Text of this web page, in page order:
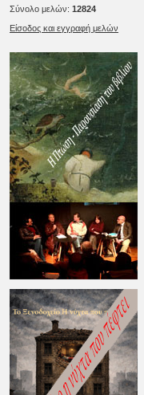
Σύνολο μελών: 12824
Είσοδος και εγγραφή μελών